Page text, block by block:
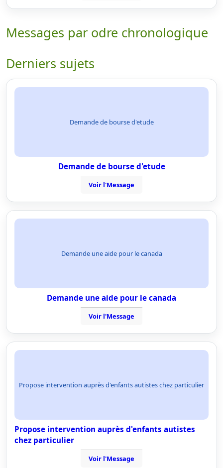
Messages par odre chronologique
Derniers sujets
Demande de bourse d'etude
Demande de bourse d'etude
Voir l'Message
Demande une aide pour le canada
Demande une aide pour le canada
Voir l'Message
Propose intervention auprès d'enfants autistes chez particulier
Propose intervention auprès d'enfants autistes
chez particulier
Voir l'Message